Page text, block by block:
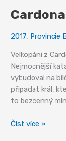
2017, Provincie
Velkopáni z
Nejmocnější
vybudoval na
připadat král,
to bezcenný
Cardona
Číst více »